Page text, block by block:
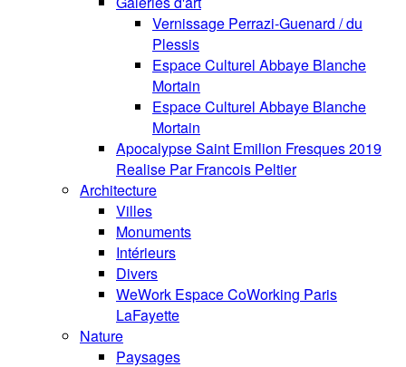
Vernissage Perrazi-Guenard / du
Plessis
Espace Culturel Abbaye Blanche
Mortain
Espace Culturel Abbaye Blanche
Mortain
Apocalypse Saint Emilion Fresques 2019
Realise Par Francois Peltier
Architecture
Villes
Monuments
Intérieurs
Divers
WeWork Espace CoWorking Paris
LaFayette
Nature
Paysages